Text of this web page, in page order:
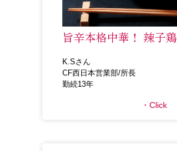
旨辛本格中華！ 辣子鶏
K.Sさん
CF西日本営業部/所長
勤続13年
Click